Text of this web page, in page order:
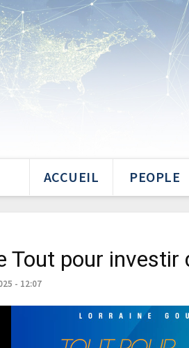
ACCUEIL PEOPLE
Tout pour
- 12:07